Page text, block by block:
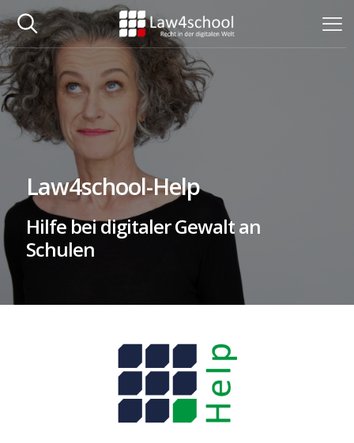
Law4school-Help
Hilfe bei digitaler Gewalt an
Schulen